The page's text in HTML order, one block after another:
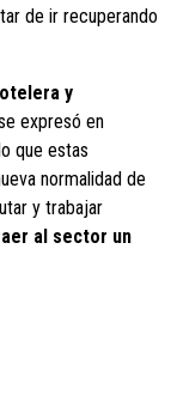
de ir recuperando
y
expresó en
que estas
normalidad de
y trabajar
al sector un